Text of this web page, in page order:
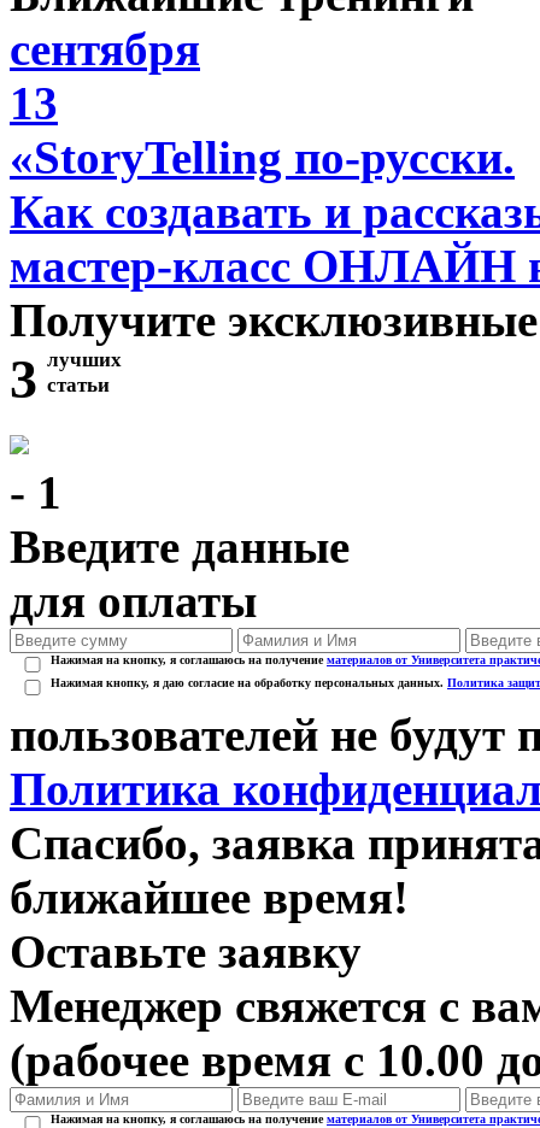
сентября
13
«StoryTelling по-русски.
Как создавать и
мастер-класс ОНЛАЙН
Получите
3 лучших
статьи
- 1
Введите данные
для оплаты
Нажимая на кнопку, я соглашаюсь на получениематериалов от Университета
Нажимая кнопку, я даю согласие на обработку персональных данных. Политика
пользователей не
Политика
Спасибо, заявка
ближайшее время!
Оставьте заявку
Менеджер свяжется с
(рабочее время с 10.00
Нажимая на кнопку, я соглашаюсь на получениематериалов от Университета